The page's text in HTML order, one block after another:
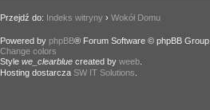
Przejdź do: Indeks witryny › Wokół Domu
Powered by phpBB® Forum Software © phpBB Group.
Change colors
Style we_clearblue created by weeb
Hosting dostarcza SW IT Solutions